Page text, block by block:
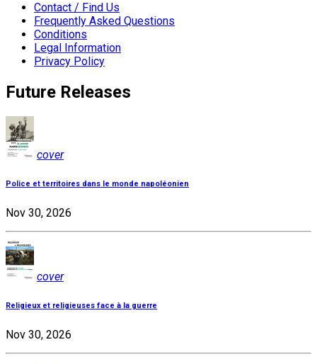
Contact / Find Us
Frequently Asked Questions
Conditions
Legal Information
Privacy Policy
Future Releases
cover
Police et territoires dans le monde napoléonien
Nov 30, 2026
cover
Religieux et religieuses face à la guerre
Nov 30, 2026